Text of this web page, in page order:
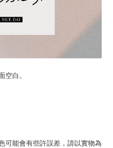
白。
可能會有些許誤差，請以實物為